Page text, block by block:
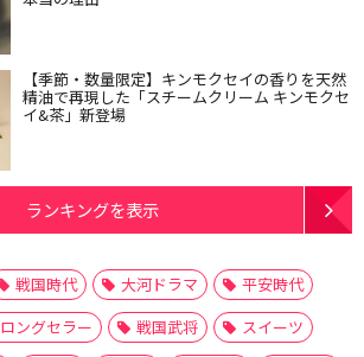
【季節・数量限定】キンモクセイの香りを天然
精油で再現した「スチームクリーム キンモクセ
イ&茶」新登場
ランキングを表示
戦国時代 大河ドラマ
平安時代
ロングセラー 戦国武将
スイーツ